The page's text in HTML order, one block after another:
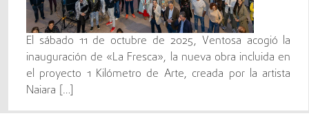
El sábado 11 de octubre de 2025, Ventosa acogió la
inauguración de «La Fresca», la nueva obra incluida en
el proyecto 1 Kilómetro de Arte, creada por la artista
Naiara […]